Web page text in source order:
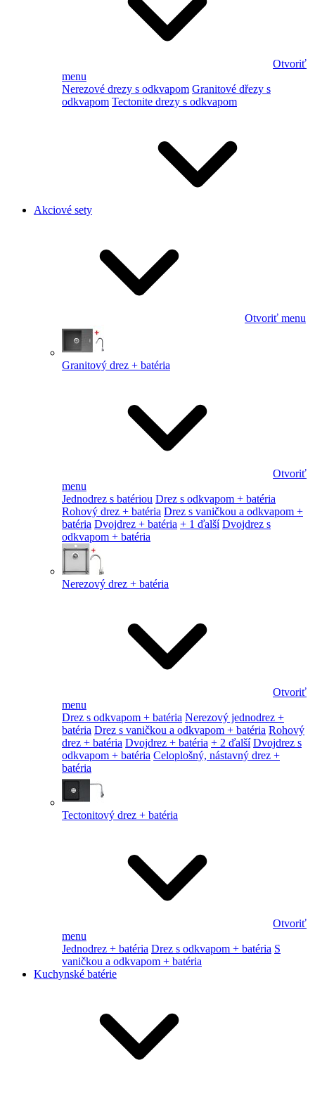
Otvoriť
menu
Nerezové drezy s odkvapom Granitové dřezy s
odkvapom Tectonite drezy s odkvapom
Akciové sety
Otvoriť menu
Granitový drez + batéria
Otvoriť
menu
Jednodrez s batériou Drez s odkvapom + batéria
Rohový drez + batéria Drez s vaničkou a odkvapom +
batéria Dvojdrez + batéria + 1 ďalší Dvojdrez s
odkvapom + batéria
Nerezový drez + batéria
Otvoriť
menu
Drez s odkvapom + batéria Nerezový jednodrez +
batéria Drez s vaničkou a odkvapom + batéria Rohový
drez + batéria Dvojdrez + batéria + 2 ďalší Dvojdrez s
odkvapom + batéria Celoplošný, nástavný drez +
batéria
Tectonitový drez + batéria
Otvoriť
menu
Jednodrez + batéria Drez s odkvapom + batéria S
vaničkou a odkvapom + batéria
Kuchynské batérie